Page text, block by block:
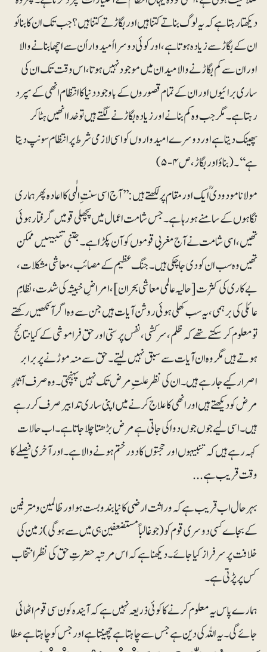
دیکھتا رہتا ہے کہ یہ لوگ بناتے کتنا ہیں اور بگاڑتے کتنا ہیں؟ جب تک ان کا بنائو
ان کے بگاڑ سے زیادہ ہوتا ہے، اور کوئی دوسرا اُمیدوار اُن سے اچھا بنانے والا
اور ان سے کم بگاڑنے والا میدان میں موجود نہیں ہوتا، اس وقت تک ان کی
ساری برائیوں اور ان کے تمام قصوروں کے باوجود دنیا کا انتظام انھی کے سپرد
رہتا ہے۔ مگر جب وہ کم بنانے اور زیادہ بگاڑنے لگتے ہیں تو خدا انھیں ہٹا کر
پھینک دیتا ہے اور دوسرے امیدواروں کو اسی لازمی شرط پر انتظام سونپ دیتا
ہے‘‘۔ (بناؤ اور بگاڑ، ص ۴-۵)
مولانا مودودیؒ ایک اور مقام پر لکھتے ہیں: ’’آج اسی سنت ِالٰہی کا اعادہ پھر ہماری
نگاہوں کے سامنے ہو رہا ہے۔ جس شامت اعمال میں پچھلی قومیں گرفتار ہوئی
تھیں، اسی شامت نے آج مغربی قوموں کو آن پکڑا ہے۔ جتنی تنبیہیں ممکن
تھیں وہ سب ان کو دی جاچکی ہیں۔ جنگ عظیم کے مصائب، معاشی مشکلات،
بے کاری کی کثرت [حالیہ عالمی معاشی بحران]، امراضِ خبیثہ کی شدت، نظامِ
عائلی کی برہمی، یہ سب کھلی ہوئی روشن آیات ہیں جن سے وہ اگر آنکھیں رکھتے
تو معلوم کرسکتے تھے کہ ظلم، سرکشی، نفس پرستی اور حق فراموشی کے کیا نتائج
ہوتے ہیں مگر وہ ان آیات سے سبق نہیں لیتے۔ حق سے منہ موڑنے پر برابر
اصرار کیے جا رہے ہیں۔ ان کی نظر علتِ مرض تک نہیں پہنچتی۔ وہ صرف آثارِ
مرض کودیکھتے ہیں اور انھی کا علاج کرنے میں اپنی ساری تدابیر صرف کر رہے
ہیں۔ اسی لیے جوں جوں دوا کی جاتی ہے مرض بڑھتا چلا جاتا ہے۔ اب حالات
کہہ رہے ہیں کہ تنبیہوں اور حجتوں کا دور ختم ہونے والا ہے۔ اور آخری فیصلے کا
وقت قریب ہے...
بہرحال اب قریب ہے کہ وراثت ارضی کا نیا بندوبست ہو اور ظالمین و مترفین
کے بجاے کسی دوسری قوم کو (جوغالباً مستضعفین ہی میں سے ہوگی) زمین کی
خلافت پر سرفراز کیا جائے۔ دیکھنا ہے کہ اس مرتبہ حضرتِ حق کی نظر انتخاب
کس پر پڑتی ہے۔
ہمارے پاس یہ معلوم کرنے کا کوئی ذریعہ نہیں ہے کہ آیندہ کون سی قوم اٹھائی
جائے گی۔ یہ اللہ کی دین ہے جس سے چاہتا ہے چھینتا ہے اور جس کو چاہتا ہے عطا